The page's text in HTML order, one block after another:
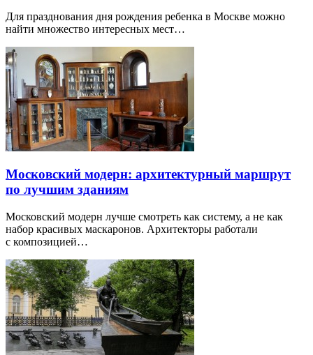
Для празднования дня рождения ребенка в Москве можно
найти множество интересных мест…
Московский модерн: архитектурный маршрут
по лучшим зданиям
Московский модерн лучше смотреть как систему, а не как
набор красивых маскаронов. Архитекторы работали
с композицией…